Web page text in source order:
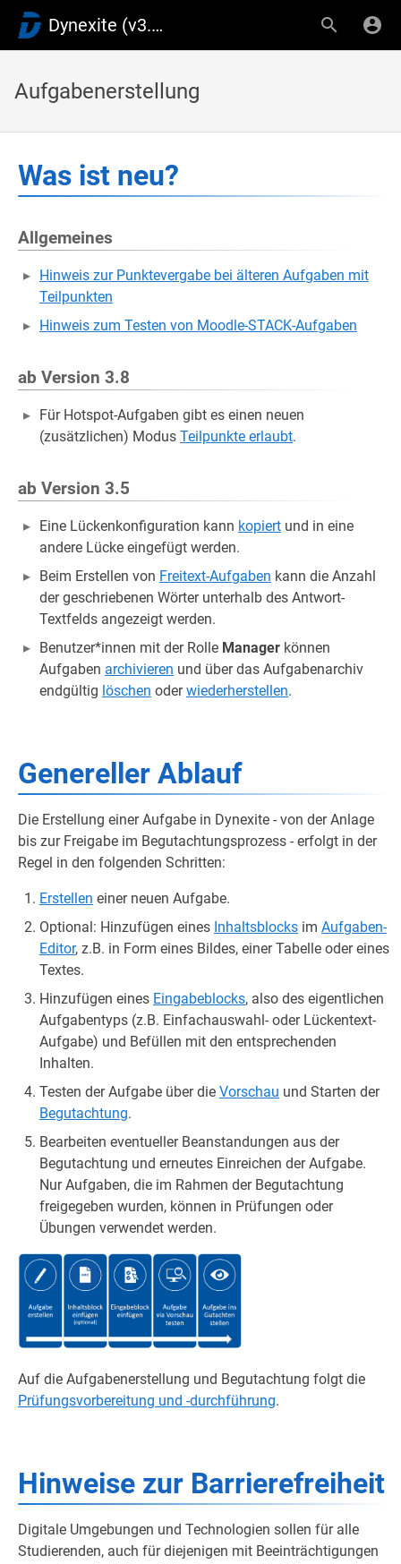
Dynexite (v3.9)
Aufgabenerstellung
Was ist neu?
Allgemeines
Hinweis zur Punktevergabe bei älteren Aufgaben mit
Teilpunkten
Hinweis zum Testen von Moodle-STACK-Aufgaben
ab Version 3.8
Für Hotspot-Aufgaben gibt es einen neuen
(zusätzlichen) Modus Teilpunkte erlaubt.
ab Version 3.5
Eine Lückenkonfiguration kann kopiert und in eine
andere Lücke eingefügt werden.
Beim Erstellen von Freitext-Aufgaben kann die Anzahl
der geschriebenen Wörter unterhalb des Antwort-
Textfelds angezeigt werden.
Benutzer*innen mit der Rolle Manager können
Aufgaben archivieren und über das Aufgabenarchiv
endgültig löschen oderwiederherstellen.
Genereller Ablauf
Die Erstellung einer Aufgabe in Dynexite - von der Anlage
bis zur Freigabe im Begutachtungsprozess - erfolgt in der
Regel in den folgenden Schritten:
Erstellen einer neuen Aufgabe.
Optional: Hinzufügen eines Inhaltsblocks im Aufgaben-
Editor, z.B. in Form eines Bildes, einer Tabelle oder eines
Textes.
Hinzufügen eines Eingabeblocks, also des eigentlichen
Aufgabentyps (z.B. Einfachauswahl- oder Lückentext-
Aufgabe) und Befüllen mit den entsprechenden
Inhalten.
Testen der Aufgabe über die Vorschau und Starten der
Begutachtung.
Bearbeiten eventueller Beanstandungen aus der
Begutachtung und erneutes Einreichen der Aufgabe.
Nur Aufgaben, die im Rahmen der Begutachtung
freigegeben wurden, können in Prüfungen oder
Übungen verwendet werden.
Auf die Aufgabenerstellung und Begutachtung folgt die
Prüfungsvorbereitung und -durchführung.
Hinweise zur Barrierefreiheit
Digitale Umgebungen und Technologien sollen für alle
Studierenden, auch für diejenigen mit Beeinträchtigungen